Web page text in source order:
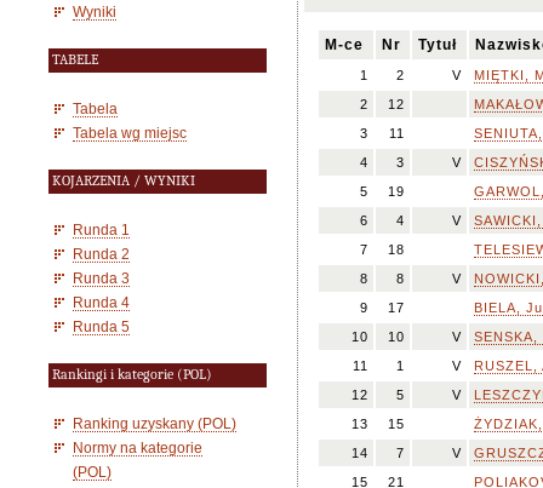
Wyniki
TABELE
Tabela
Tabela wg miejsc
KOJARZENIA / WYNIKI
Runda 1
Runda 2
Runda 3
Runda 4
Runda 5
Rankingi i kategorie (POL)
Ranking uzyskany (POL)
Normy na kategorie
(POL)
M-ce Nr Tytuł
1 2 V
MIĘTKI,
2
12
3
11
4
3 V
5
19
6
4 V
7
18
8
8 V
9
17
BIELA,
10
10 V
SENSKA,
11
1 V
RUSZEL,
12
5 V
13
15
14
7 V
15
21